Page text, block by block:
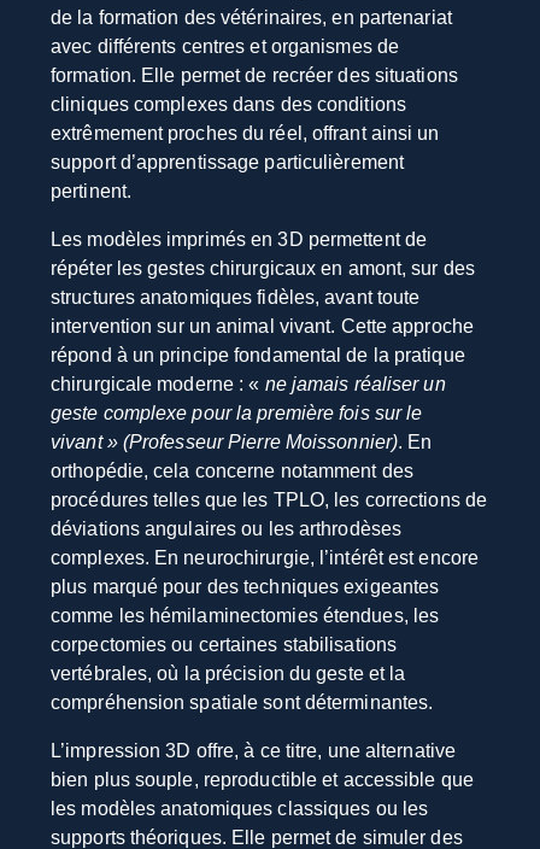
de la formation des vétérinaires, en partenariat
avec différents centres et organismes de
formation. Elle permet de recréer des situations
cliniques complexes dans des conditions
extrêmement proches du réel, offrant ainsi un
support d’apprentissage particulièrement
pertinent.
Les modèles imprimés en 3D permettent de
répéter les gestes chirurgicaux en amont, sur des
structures anatomiques fidèles, avant toute
intervention sur un animal vivant. Cette approche
répond à un principe fondamental de la pratique
chirurgicale moderne : « ne jamais réaliser un
geste complexe pour la première fois sur le
vivant » (Professeur Pierre Moissonnier). En
orthopédie, cela concerne notamment des
procédures telles que les TPLO, les corrections de
déviations angulaires ou les arthrodèses
complexes. En neurochirurgie, l’intérêt est encore
plus marqué pour des techniques exigeantes
comme les hémilaminectomies étendues, les
corpectomies ou certaines stabilisations
vertébrales, où la précision du geste et la
compréhension spatiale sont déterminantes.
L’impression 3D offre, à ce titre, une alternative
bien plus souple, reproductible et accessible que
les modèles anatomiques classiques ou les
supports théoriques. Elle permet de simuler des